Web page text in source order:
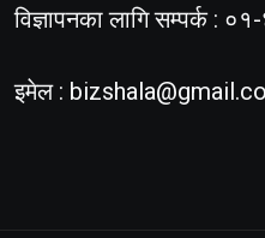
विज्ञापनका लागि सम्पर्क
इमेल :